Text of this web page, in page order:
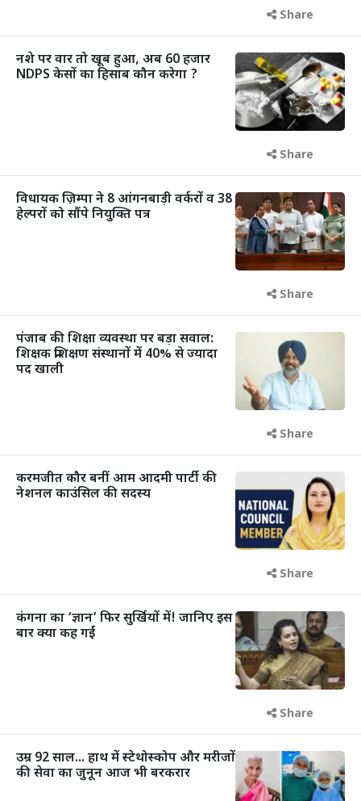
Share
नशे पर वार तो खूब हुआ, अब 60 हजार
NDPS केसों का हिसाब कौन करेगा ?
Share
विधायक ज़िम्पा ने 8 आंगनबाड़ी वर्करों व 38
हेल्परों को सौंपे नियुक्ति पत्र
Share
पंजाब की शिक्षा व्यवस्था पर बड़ा सवाल:
शिक्षक प्रशिक्षण संस्थानों में 40% से ज्यादा
पद खाली
Share
करमजीत कौर बनीं आम आदमी पार्टी की
नेशनल काउंसिल की सदस्य
Share
कंगना का ‘ज्ञान’ फिर सुर्खियों में! जानिए इस
बार क्या कह गईं
Share
उम्र 92 साल... हाथ में स्टेथोस्कोप और मरीजों
की सेवा का जुनून आज भी बरकरार